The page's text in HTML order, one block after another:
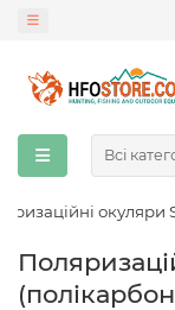
Всі
окуляри